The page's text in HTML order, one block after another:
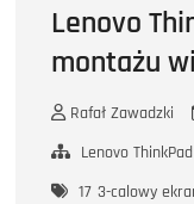
Lenovo
montażu
Rafał Zawadzki
Lenovo ThinkPad
17 3-calowy